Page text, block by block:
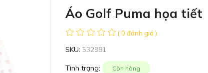
Áo Golf Puma họa tiết
( 0 đánh giá )
SKU: 532981
Tình trạng: Còn hàng